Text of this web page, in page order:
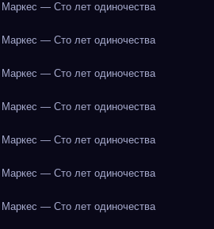
Маркес — Сто лет одиночества
Маркес — Сто лет одиночества
Маркес — Сто лет одиночества
Маркес — Сто лет одиночества
Маркес — Сто лет одиночества
Маркес — Сто лет одиночества
Маркес — Сто лет одиночества